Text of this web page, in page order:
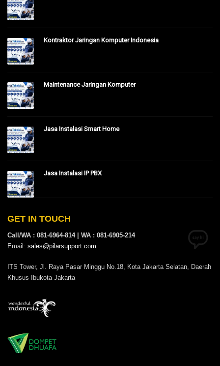
Kontraktor Jaringan Komputer Indonesia
Maintenance Jaringan Komputer
Jasa Instalasi Smart Home
Jasa Instalasi IP PBX
GET IN TOUCH
Call/WA : 081-6964-814 | WA : 081-6905-214
Email: sales@pilarsupport.com
ITS Tower, Jl. Raya Pasar Minggu No.18, Kota Jakarta Selatan, Daerah
Khusus Ibukota Jakarta